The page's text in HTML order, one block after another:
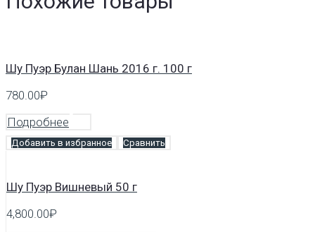
Шу Пуэр Булан Шань 2016 г. 100 г
780.00₽
Подробнее
Добавить в избранное Сравнить
Шу Пуэр Вишневый 50 г
4,800.00₽